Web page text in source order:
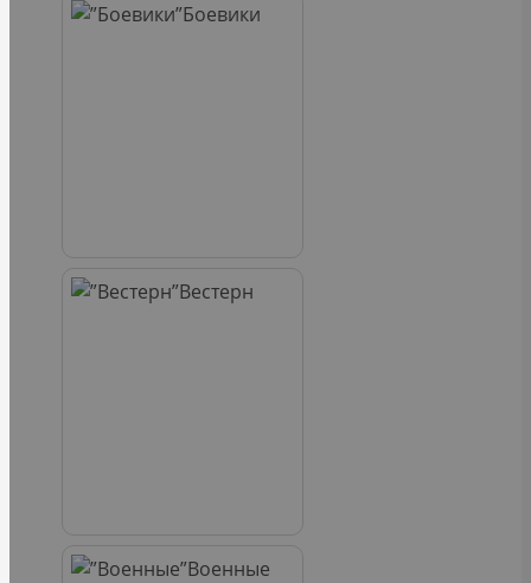
Боевики
Вестерн
Военные